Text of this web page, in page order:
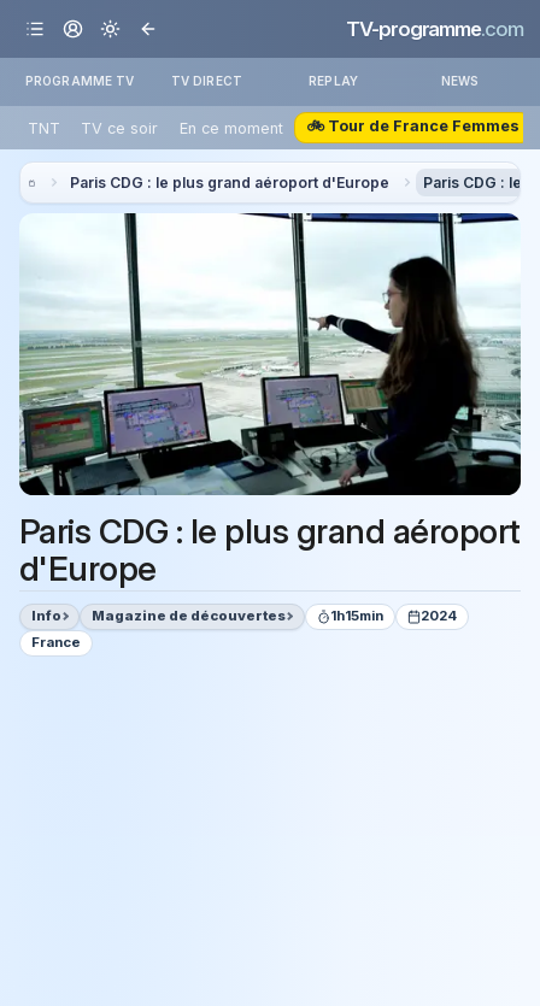
TV-programme.com
PROGRAMME TV TV DIRECT REPLAY NEWS
TNT TV ce soir En ce moment 🚲 Tour de France Femmes
Paris CDG : le plus grand aéroport d'Europe Paris CDG : le
Paris CDG : le plus grand aéroport
d'Europe
Info Magazine de découvertes 1h15min
2024
France